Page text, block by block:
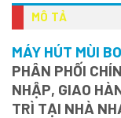
MÔ TẢ
MÁY HÚT MÙI
PHÂN PHỐI
NHẬP, GIAO
TRÌ TẠI NHÀ